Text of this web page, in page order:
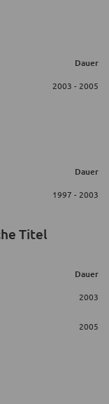
Dauer
2003 - 2005
Dauer
1997 - 2003
Titel
Dauer
2003
2005